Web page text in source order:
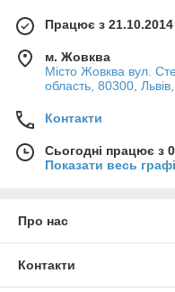
Працює з 21.10.2014
м. Жовква
Місто Жовква вул.
область, 80300,
Контакти
Сьогодні працює з
Показати весь
Про нас
Контакти